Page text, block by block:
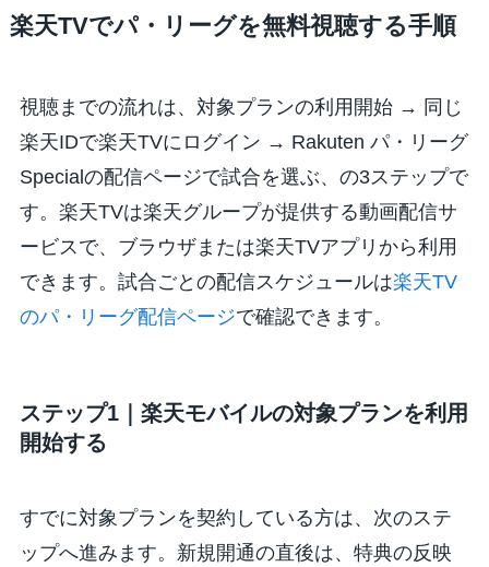
楽天TVでパ・リーグを無料視聴する手順
視聴までの流れは、対象プランの利用開始 → 同じ
楽天IDで楽天TVにログイン → Rakuten パ・リーグ
Specialの配信ページで試合を選ぶ、の3ステップで
す。楽天TVは楽天グループが提供する動画配信サ
ービスで、ブラウザまたは楽天TVアプリから利用
できます。試合ごとの配信スケジュールは楽天TV
のパ・リーグ配信ページで確認できます。
ステップ1｜楽天モバイルの対象プランを利用
開始する
すでに対象プランを契約している方は、次のステ
ップへ進みます。新規開通の直後は、特典の反映